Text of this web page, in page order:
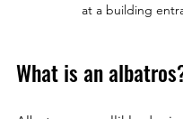
at a building
What is an